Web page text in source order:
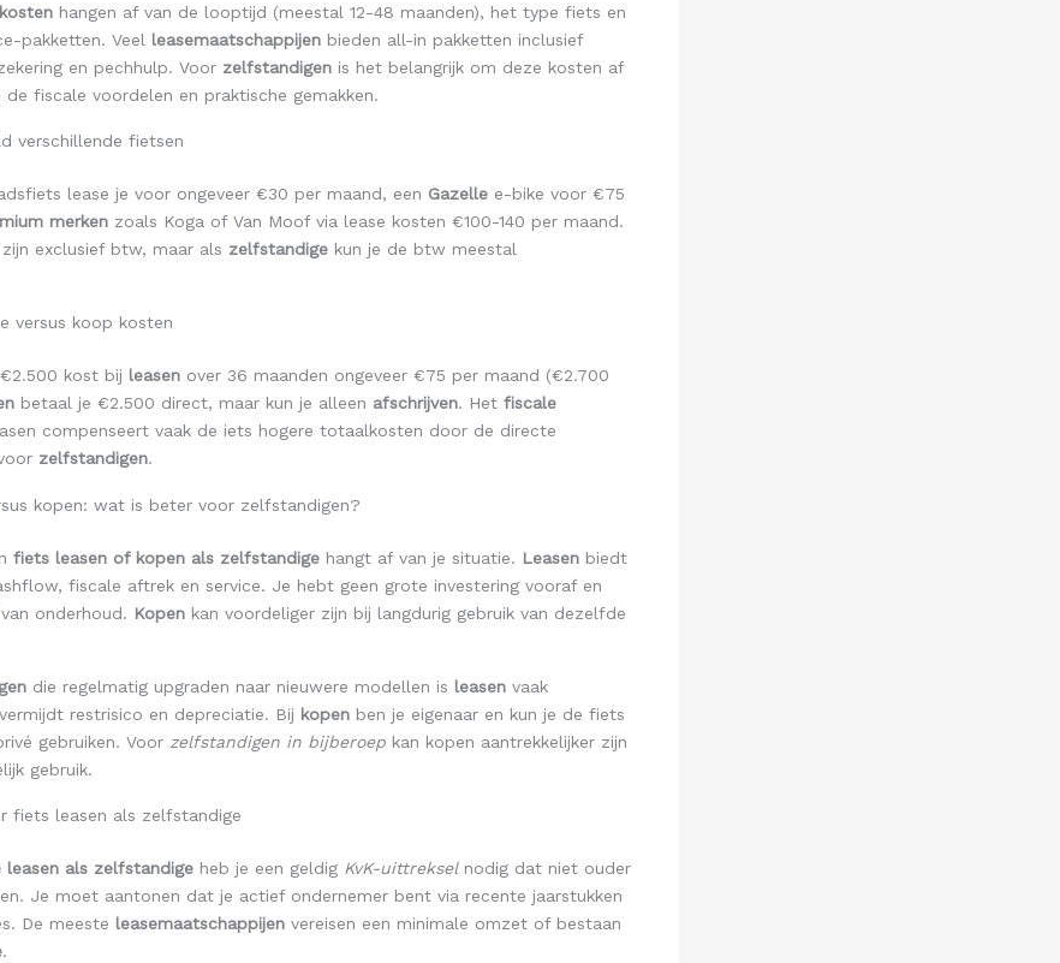
hangen af van de looptijd (meestal 12-48 maanden), het type fiets en
pakketten. Veel leasemaatschappijen bieden all-in pakketten inclusief
en pechhulp. Voor zelfstandigen is het belangrijk om deze kosten af
fiscale voordelen en praktische gemakken.
verschillende fietsen
lease je voor ongeveer €30 per maand, een Gazelle e-bike voor €75
merken zoals Koga of Van Moof via lease kosten €100-140 per maand.
exclusief btw, maar als zelfstandige kun je de btw meestal
versus koop kosten
kost bij leasen over 36 maanden ongeveer €75 per maand (€2.700
betaal je €2.500 direct, maar kun je alleen afschrijven. Het fiscale
compenseert vaak de iets hogere totaalkosten door de directe
zelfstandigen.
kopen: wat is beter voor zelfstandigen?
fiets leasen of kopen als zelfstandige hangt af van je situatie. Leasen biedt
fiscale aftrek en service. Je hebt geen grote investering vooraf en
onderhoud. Kopen kan voordeliger zijn bij langdurig gebruik van dezelfde
die regelmatig upgraden naar nieuwere modellen is leasen vaak
restrisico en depreciatie. Bij kopen ben je eigenaar en kun je de fiets
gebruiken. Voor zelfstandigen in bijberoep kan kopen aantrekkelijker zijn
gebruik.
fiets leasen als zelfstandige
als zelfstandige heb je een geldig KvK-uittrekselnodig dat niet ouder
Je moet aantonen dat je actief ondernemer bent via recente jaarstukken
De meeste leasemaatschappijen vereisen een minimale omzet of bestaan
.